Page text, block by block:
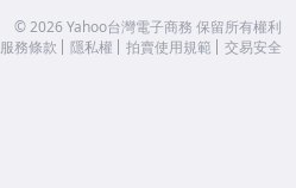
©2026 Yahoo台灣電子商務 保留所有權利
服務條款
隱私權 拍賣使用規範 交易安全